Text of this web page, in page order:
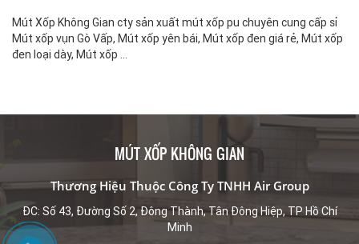
Mút Xốp Không Gian cty sản xuất mút xốp pu chuyên cung cấp sỉ
Mút xốp vụn Gò Vấp, Mút xốp yên bái, Mút xốp đen giá rẻ, Mút xốp
đen loại dày, Mút xốp ...
MÚT XỐP KHÔNG GIAN
Thương Hiệu Thuộc Công Ty TNHH Air Group
ĐC: Số 43, Đường Số 2, Đông Thành, Tân Đông Hiệp, TP Hồ Chí
Minh